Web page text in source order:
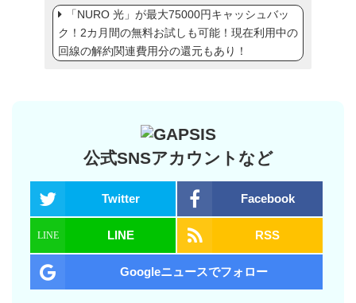
「NURO 光」が最大75000円キャッシュバッ
ク！2カ月間の無料お試しも可能！現在利用中の
回線の解約関連費用分の還元もあり！
公式SNSアカウントなど
Twitter Facebook
LINE RSS
Googleニュースでフォロー